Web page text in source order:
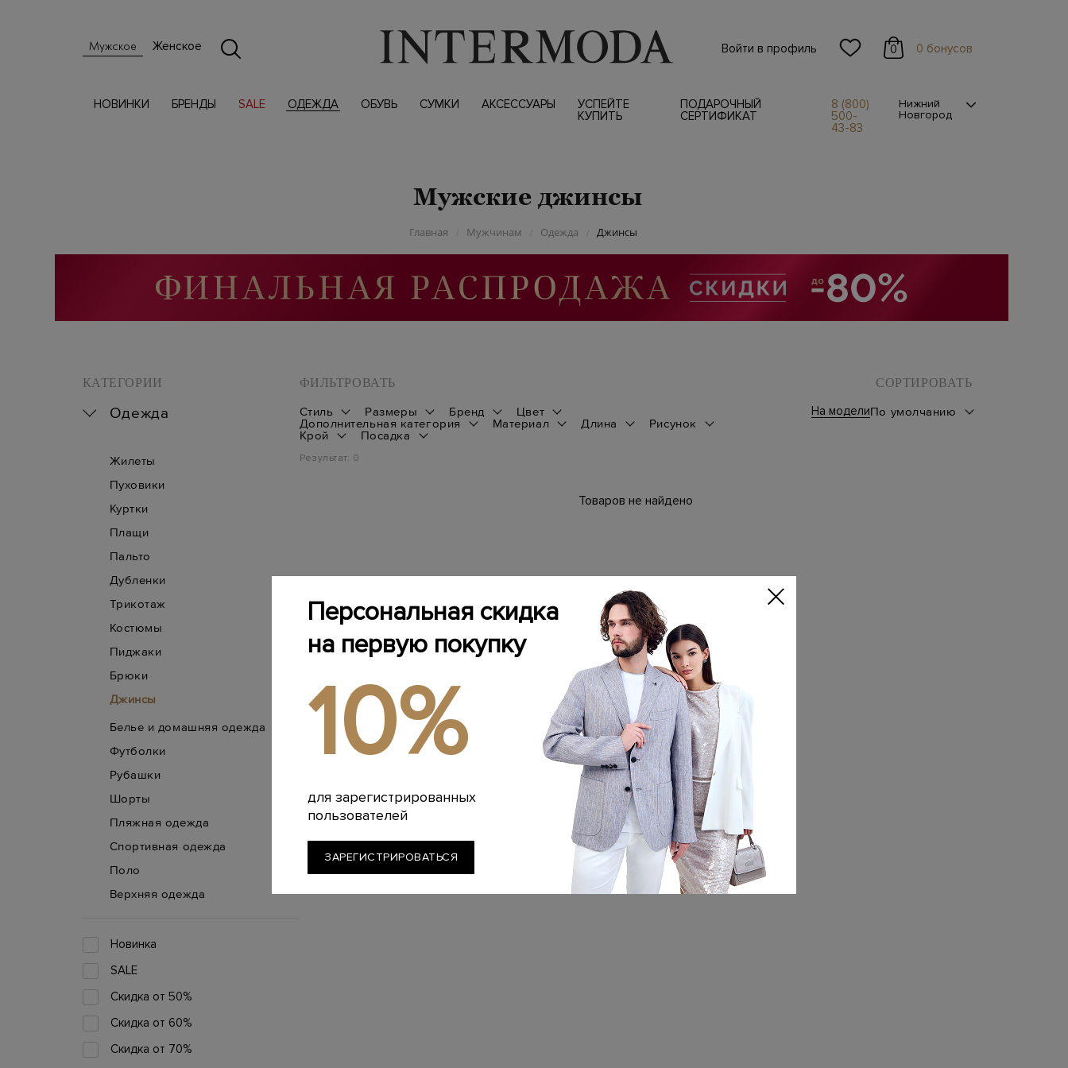
Мужское Женское Войти в профиль 0 0 бонусов
НОВИНКИ БРЕНДЫ SALE ОДЕЖДА ОБУВЬ СУМКИ АКСЕССУАРЫ
УСПЕЙТЕ
КУПИТЬ
ПОДАРОЧНЫЙ
СЕРТИФИКАТ
8 (800)
500-
43-83
Нижний
Новгород
Мужские джинсы
Главная / Мужчинам / Одежда / Джинсы
КАТЕГОРИИ
Одежда
Жилеты
Пуховики
Куртки
Плащи
Пальто
Дубленки
Трикотаж
Костюмы
Пиджаки
Брюки
Джинсы
Белье и домашняя одежда
Футболки
Рубашки
Шорты
Пляжная одежда
Спортивная одежда
Поло
Верхняя одежда
Новинка
SALE
Скидка от 50%
Скидка от 60%
Скидка от 70%
ФИЛЬТРОВАТЬ
Стиль Размеры Бренд
Цвет
Дополнительная категория
Материал Длина
Рисунок
Крой
Посадка
На модели
СОРТИРОВАТЬ
По умолчанию
Результат: 0
Товаров не найдено
Персональная скидка
на первую покупку
10%
для зарегистрированных
пользователей
ЗАРЕГИСТРИРОВАТЬСЯ